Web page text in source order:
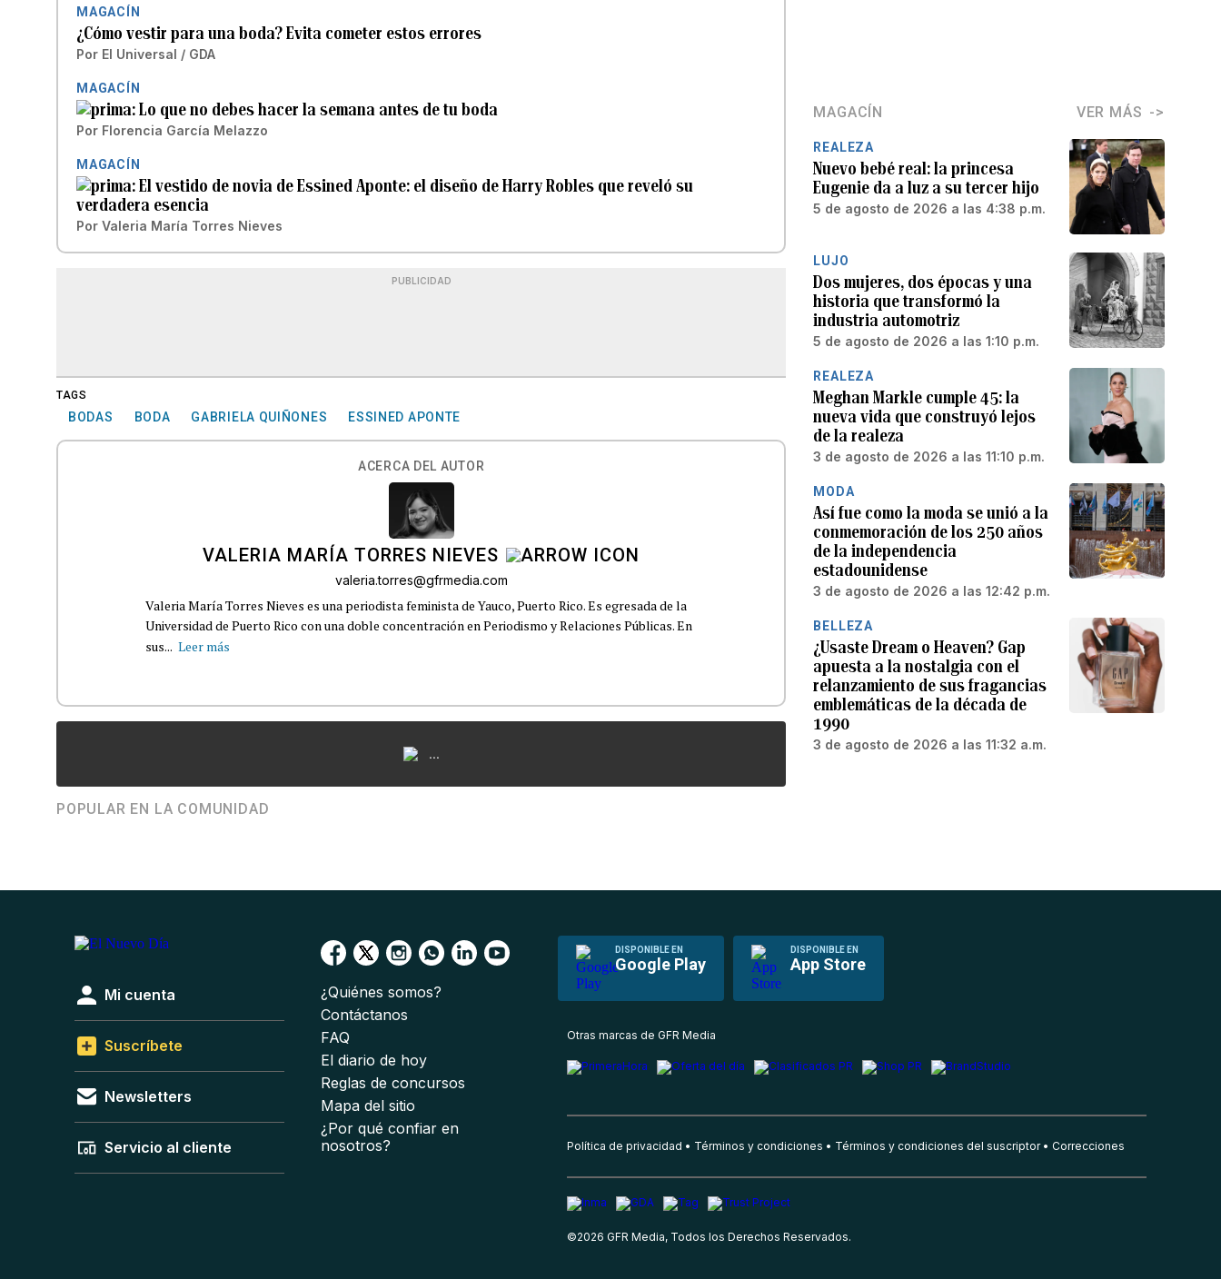
MAGACÍN
¿Cómo vestir para una boda? Evita cometer estos errores
Por El Universal / GDA
MAGACÍN
Lo que no debes hacer la semana antes de tu boda
Por Florencia García Melazzo
MAGACÍN
El vestido de novia de Essined Aponte: el diseño de Harry Robles que reveló su
verdadera esencia
Por Valeria María Torres Nieves
PUBLICIDAD
TAGS
BODAS BODA GABRIELA QUIÑONES ESSINED APONTE
ACERCA DEL AUTOR
VALERIA MARÍA TORRES NIEVES
valeria.torres@gfrmedia.com
Valeria María Torres Nieves es una periodista feminista de Yauco, Puerto Rico. Es egresada de la
Universidad de Puerto Rico con una doble concentración en Periodismo y Relaciones Públicas. En
sus... Leer más
...
POPULAR EN LA COMUNIDAD
MAGACÍN VER MÁS
REALEZA
Nuevo bebé real: la princesa
Eugenie da a luz a su tercer hijo
5 de agosto de 2026 a las 4:38 p.m.
LUJO
Dos mujeres, dos épocas y una
historia que transformó la
industria automotriz
5 de agosto de 2026 a las 1:10 p.m.
REALEZA
Meghan Markle cumple 45: la
nueva vida que construyó lejos
de la realeza
3 de agosto de 2026 a las 11:10 p.m.
MODA
Así fue como la moda se unió a la
conmemoración de los 250 años
de la independencia
estadounidense
3 de agosto de 2026 a las 12:42 p.m.
BELLEZA
¿Usaste Dream o Heaven? Gap
apuesta a la nostalgia con el
relanzamiento de sus fragancias
emblemáticas de la década de
1990
3 de agosto de 2026 a las 11:32 a.m.
DISPONIBLE EN
Google Play
DISPONIBLE EN
App Store
Mi cuenta
Suscríbete
Newsletters
Servicio al cliente
¿Quiénes somos?
Contáctanos
FAQ
El diario de hoy
Reglas de concursos
Mapa del sitio
¿Por qué confiar en
nosotros?
Otras marcas de GFR Media
Política de privacidad Términos y condiciones Términos y condiciones del suscriptor Correcciones
©2026 GFR Media, Todos los Derechos Reservados.